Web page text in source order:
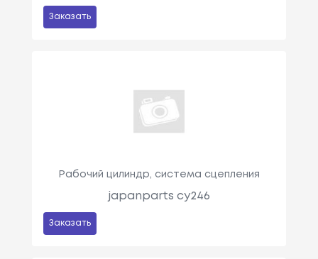
Заказать
Рабочий цилиндр, система сцепления
japanparts cy246
Заказать